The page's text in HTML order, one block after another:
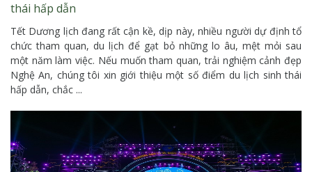
thái hấp dẫn
Tết Dương lịch đang rất cận kề, dịp này, nhiều người dự định tổ
chức tham quan, du lịch để gạt bỏ những lo âu, mệt mỏi sau
một năm làm việc. Nếu muốn tham quan, trải nghiệm cảnh đẹp
Nghệ An, chúng tôi xin giới thiệu một số điểm du lịch sinh thái
hấp dẫn, chắc ...